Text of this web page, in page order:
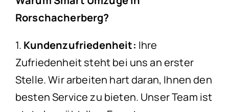
Rorschacherberg?
1. Kundenzufriedenheit: Ihre
Zufriedenheit steht bei uns an erster
Stelle. Wir arbeiten hart daran, Ihnen den
besten Service zu bieten. Unser Team ist